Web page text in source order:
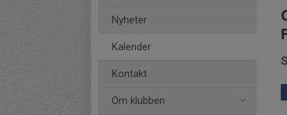
Nyheter
Kalender
Kontakt
Om klubben